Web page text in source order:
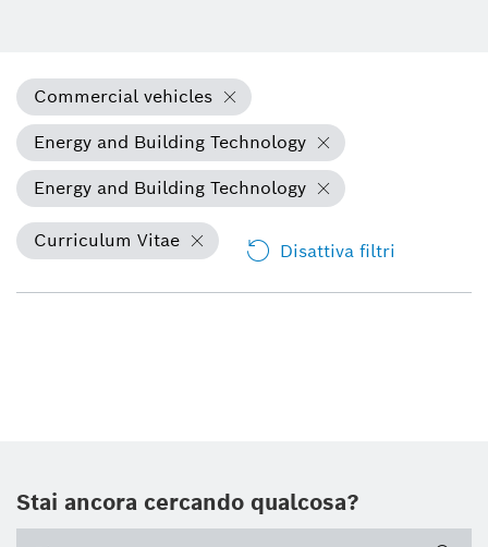
Commercial vehicles
Energy and Building Technology
Energy and Building Technology
Curriculum Vitae Disattiva filtri
Stai ancora cercando qualcosa?